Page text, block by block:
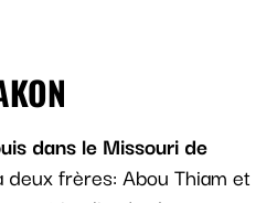
dans le Missouri de
deux frères: Abou Thiam et